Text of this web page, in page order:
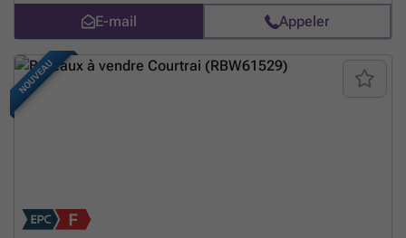
rangement, plusieurs bureaux, EMPLACEMENT IDÉAL, centre
commercial. Idéal également comme bien de rapport à mettre en
location! Visites sur rendez-vous : ###En savoir plus ?
E-mail Appeler
NOUVEAU